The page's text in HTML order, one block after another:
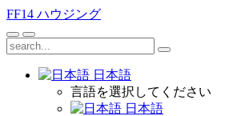
FF14 ハウジング
日本語
言語を選択してください
日本語